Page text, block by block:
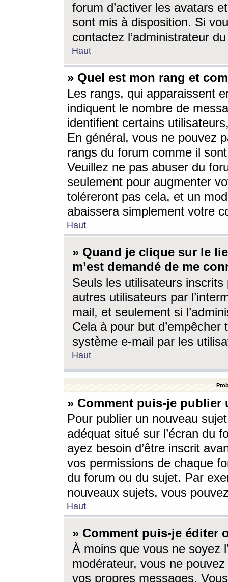
forum d’activer les avatars
sont mis à disposition. Si
contactez l’administrateur
Haut
» Quel est mon rang et
Les rangs, qui apparaissent
indiquent le nombre de
identifient certains
En général, vous ne pouvez
rangs du forum comme il
Veuillez ne pas abuser du
seulement pour augmenter
toléreront pas cela, et un
abaissera simplement votre
Haut
» Quand je clique sur le
m’est demandé de me
Seuls les utilisateurs
autres utilisateurs par
mail, et seulement si
Cela à pour but
système e-mail par les
Haut
» Comment puis-je
Pour publier un nouveau
adéquat situé sur l’écran du
ayez besoin d’être inscrit
vos permissions de chaque
du forum ou du sujet. Par
nouveaux sujets, vous
Haut
» Comment puis-je éditer
À moins que vous ne soyez
modérateur, vous ne
vos propres messages.